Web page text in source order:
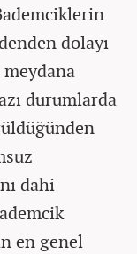
dolayı
durumlarda
dahi
en genel